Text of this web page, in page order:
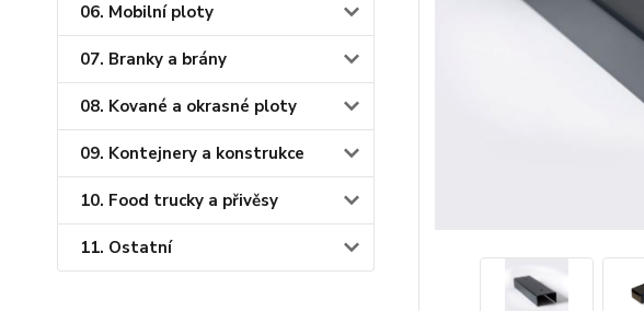
06. Mobilní ploty
07. Branky a brány
08. Kované a okrasné ploty
09. Kontejnery a konstrukce
10. Food trucky a přivěsy
11. Ostatní